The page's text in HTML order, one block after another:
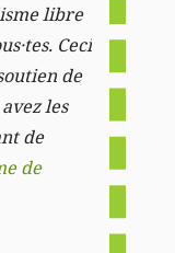
libre
Ceci
de
les
de
de